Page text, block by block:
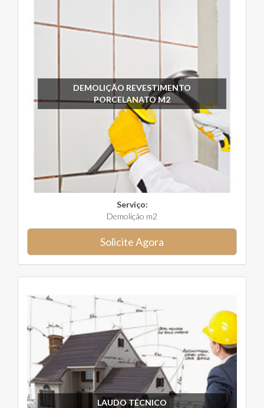
DEMOLIÇÃO REVESTIMENTO
PORCELANATO M2
Serviço:
Demolição m2
Solicite Agora
LAUDO TÉCNICO